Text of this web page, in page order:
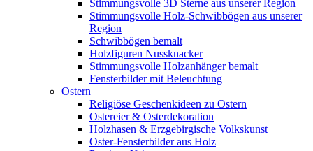
Stimmungsvolle 3D Sterne aus unserer Region
Stimmungsvolle Holz-Schwibbögen aus unserer
Region
Schwibbögen bemalt
Holzfiguren Nussknacker
Stimmungsvolle Holzanhänger bemalt
Fensterbilder mit Beleuchtung
Ostern
Religiöse Geschenkideen zu Ostern
Ostereier & Osterdekoration
Holzhasen & Erzgebirgische Volkskunst
Oster-Fensterbilder aus Holz